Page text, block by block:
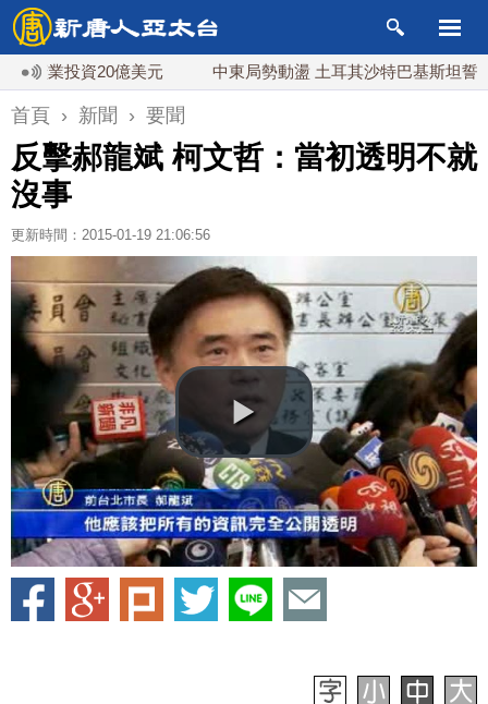
投資20億美元 中東局勢動盪 土耳其沙特巴基斯坦誓共同防
首頁 › 新聞 › 要聞
反擊郝龍斌 柯文哲：當初透明不就
沒事
更新時間：2015-01-19 21:06:56